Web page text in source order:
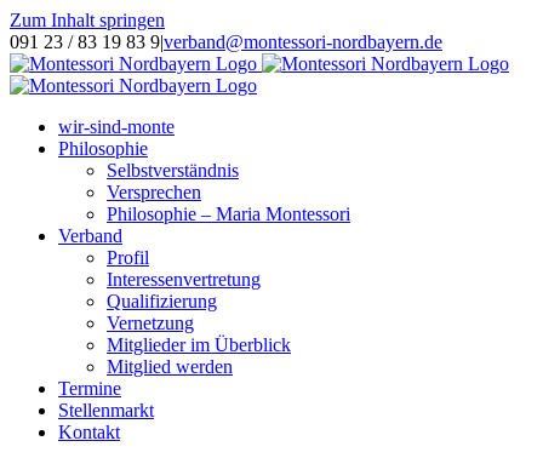
Zum Inhalt springen
091 23 / 83 19 83 9|verband@montessori-nordbayern.de
wir-sind-monte
Philosophie
Selbstverständnis
Versprechen
Philosophie – Maria Montessori
Verband
Profil
Interessenvertretung
Qualifizierung
Vernetzung
Mitglieder im Überblick
Mitglied werden
Termine
Stellenmarkt
Kontakt